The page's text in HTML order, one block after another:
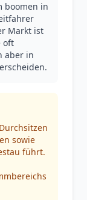
boomen in
Markt ist
oft
aber in
sowie
führt.